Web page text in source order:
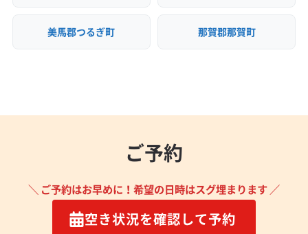
美馬郡つるぎ町 那賀郡那賀町
ご予約
＼ ご予約はお早めに！希望の日時はスグ埋まります ／
空き状況を確認して予約